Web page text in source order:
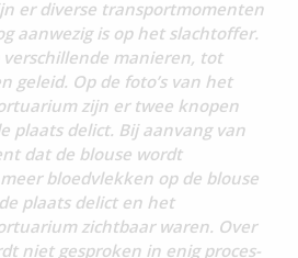
er diverse transportmomenten
aanwezig is op het slachtoffer.
verschillende manieren, tot
geleid. Op de foto’s van het
zijn er twee knopen
plaats delict. Bij aanvang van
dat de blouse wordt
bloedvlekken op de blouse
plaats delict en het
zichtbaar waren. Over
niet gesproken in enig proces-